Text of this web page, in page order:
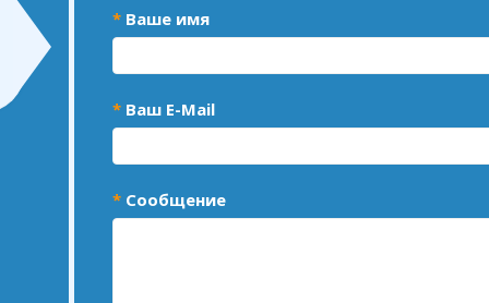
Ваше имя
Ваш E-Mail
Сообщение